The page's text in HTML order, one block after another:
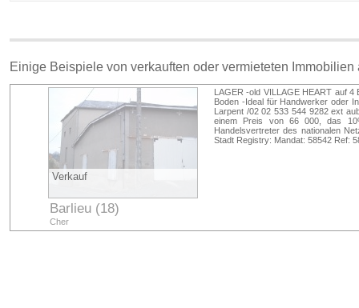
Einige Beispiele von verkauften oder vermieteten
Verkauf
Barlieu (18)
Cher
LAGER -old VILLAGE HEART auf 4
Boden -Ideal für Handwerker oder
Larpent /02 02 533 544 9282 ext
einem Preis von 66 000, das
Handelsvertreter des nationalen
Stadt Registry: Mandat: 58542 Ref: